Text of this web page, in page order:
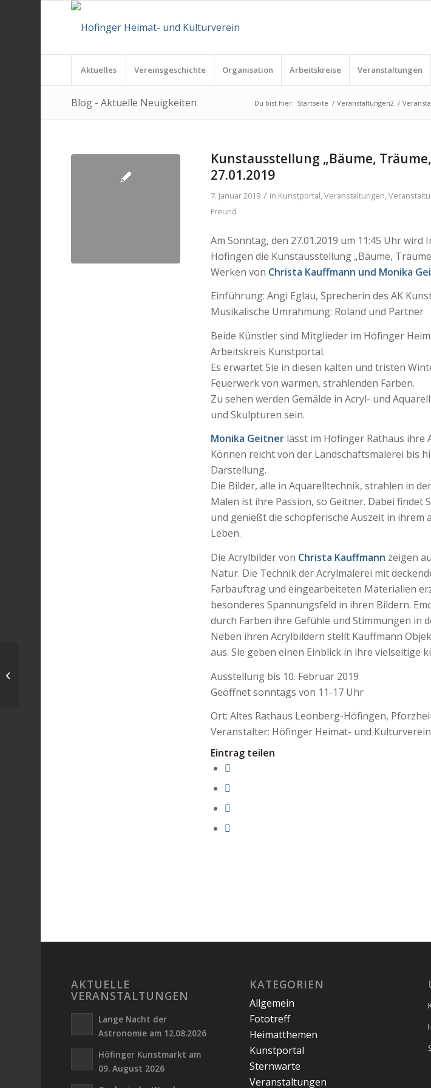
Aktuelles Vereinsgeschichte Organisation Arbeitskreise Veranstaltungen
Blog - Aktuelle Neuigkeiten Du bist hier: Startseite / Veranstaltungen2 /
Kunstausstellung „Bäume,
27.01.2019
7. Januar 2019 / in Kunstportal,Veranstaltungen,
Freund
Am Sonntag, den 27.01.2019 um 11:45 Uhr wird
Höfingen die Kunstausstellung „Bäume,
Werken von Christa Kauffmann und Monika
Einführung: Angi Eglau, Sprecherin des AK
Musikalische Umrahmung: Roland und Partner
Beide Künstler sind Mitglieder im Höfinger
Arbeitskreis Kunstportal.
Es erwartet Sie in diesen kalten und tristen
Feuerwerk von warmen, strahlenden Farben.
Zu sehen werden Gemälde in Acryl- und
und Skulpturen sein.
Monika Geitner lässt im Höfinger Rathaus ihre
Können reicht von der Landschaftsmalerei bis
Darstellung.
Die Bilder, alle in Aquarelltechnik, strahlen in
Malen ist ihre Passion, so Geitner. Dabei findet
und genießt die schöpferische Auszeit in ihrem
Leben.
Die Acrylbilder von Christa Kauffmann zeigen
Natur. Die Technik der Acrylmalerei mit
Farbauftrag und eingearbeiteten Materialien
besonderes Spannungsfeld in ihren Bildern.
durch Farben ihre Gefühle und Stimmungen in
Neben ihren Acrylbildern stellt Kauffmann
aus. Sie geben einen Einblick in ihre vielseitige
Ausstellung bis 10. Februar 2019
Geöffnet sonntags von 11-17 Uhr
Ort: Altes Rathaus Leonberg-Höfingen,
Veranstalter: Höfinger Heimat- und Kulturverein
Eintrag teilen
AKTUELLE
VERANSTALTUNGEN
Lange Nacht der
Astronomie am 12.08.2026
Höfinger Kunstmarkt am
09. August 2026
KATEGORIEN
Allgemein
Fototreff
Heimatthemen
Kunstportal
Sternwarte
Veranstaltungen